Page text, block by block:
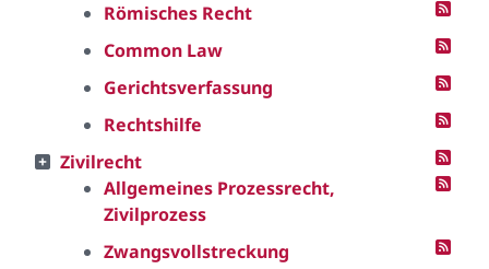
Römisches Recht
Common Law
Gerichtsverfassung
Rechtshilfe
Zivilrecht
Allgemeines Prozessrecht,
Zivilprozess
Zwangsvollstreckung